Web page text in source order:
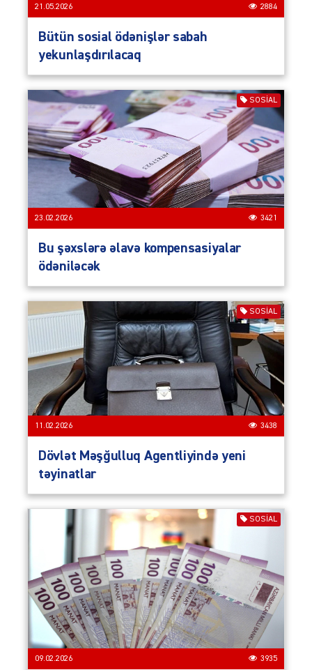
21.05.2026 2884
Bütün sosial ödənişlər sabah
yekunlaşdırılacaq
SOSIAL
23.02.2026 3421
Bu şəxslərə əlavə kompensasiyalar
ödəniləcək
SOSIAL
11.02.2026 3438
Dövlət Məşğulluq Agentliyində yeni
təyinatlar
SOSIAL
09.02.2026 3935